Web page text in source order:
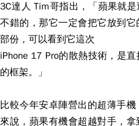
3C達人 Tim哥指出，「蘋果就
不錯的，那它一定會把它放到
部份，可以看到它這次
iPhone 17 Pro的散熱技術，是
的框架。」
比較今年安卓陣營出的超薄手
來說，蘋果有機會超越對手，